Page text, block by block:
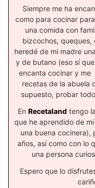
Siempre me ha
como para cocinar
una comida con
bizcochos,
heredé de mi madre
y de butano (eso sí
encanta cocinar y me
recetas de la abuela
supuesto, probar
En Recetaland tengo
que he aprendido de
una buena cocinera),
años, así como con lo
una persona
Espero que lo